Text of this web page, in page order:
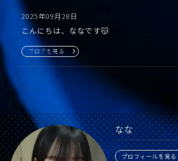
2025年09月28日
こんにちは、ななです😽
ブログを見る
なな
プロフィールを見る